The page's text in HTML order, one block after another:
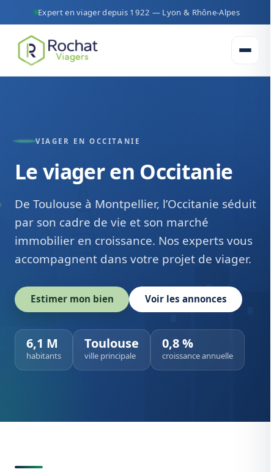
Expert en viager depuis 1922 — Lyon & Rhône-Alpes
Ouvrir
VIAGER EN OCCITANIE
Le viager en Occitanie
De Toulouse à Montpellier, l’Occitanie séduit
par son cadre de vie et son marché
immobilier en croissance. Nos experts vous
accompagnent dans votre projet de viager.
Estimer mon bien Voir les annonces
6,1 M
habitants
Toulouse
ville principale
0,8 %
croissance annuelle